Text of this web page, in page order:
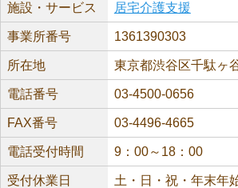
施設・サービス 居宅介護支援
事業所番号 1361390303
所在地 東京都渋谷区千駄ヶ
電話番号 03-4500-0656
FAX番号 03-4496-4665
電話受付時間 9：00～18：00
受付休業日 土・日・祝・年末年